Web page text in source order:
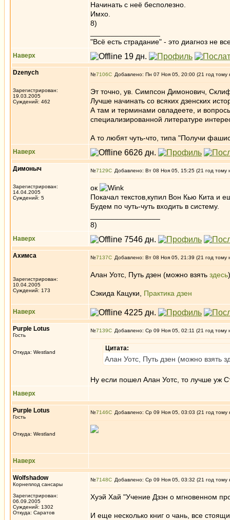
Начинать с неё бесполезно.
Имхо.
8)
"Всё есть страдание" - это диагноз не
Наверх
Dzenych
Зарегистрирован:
19.03.2005
Суждений: 462
№7106 Добавлено: Пн 07 Ноя 05, 20:00 (21 год тому
Эт точно, ув. Симпсон Димонович,
Лучше начинать со всяких дзенских
А там и терминами овладеете, и
специализированной литературе
А то любят чуть-что, типа "Получи
Наверх
Димоныч
Зарегистрирован:
14.04.2005
Суждений: 5
№7129 Добавлено: Вт 08 Ноя 05, 15:25 (21 год тому
ок
Покачал текстов,купил Вон Кью Кита и
Будем по чуть-чуть входить в систему.
8)
Наверх
Ахимса
Зарегистрирован:
10.04.2005
Суждений: 173
№7137 Добавлено: Вт 08 Ноя 05, 21:39 (21 год тому
Алан Уотс, Путь дзен (можно взять здесь)
Сэкида Кацуки, Практика дзен
Наверх
Purple Lotus
Гость
Откуда: Westland
№7139 Добавлено: Ср 09 Ноя 05, 02:11 (21 год тому
Цитата:
Алан Уотс, Путь дзен (можно взять
Ну если пошел Алан Уотс, то лучше уж
Наверх
Purple Lotus
Гость
Откуда: Westland
№7146 Добавлено: Ср 09 Ноя 05, 03:03 (21 год тому
Наверх
Wolfshadow
Корнеплод сансары
Зарегистрирован:
06.09.2005
Суждений: 1302
Откуда: Саратов
№7148 Добавлено: Ср 09 Ноя 05, 03:32 (21 год тому
Хуэй Хай "Учение Дзэн о мгновенном
И еще несколько книг о чань, все